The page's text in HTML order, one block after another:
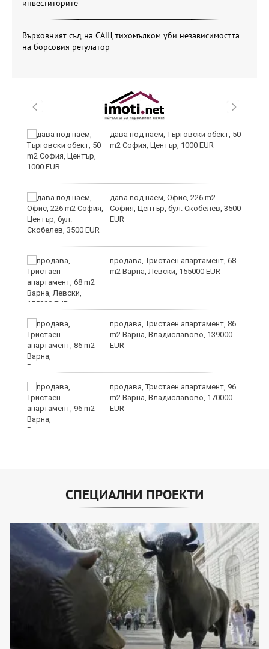
инвеститорите
Върховният съд на САЩ тихомълком уби независимостта
на борсовия регулатор
дава под наем, Търговски обект, 50
m2 София, Център, 1000 EUR
дава под наем, Офис, 226 m2
София, Център, бул. Скобелев, 3500
EUR
продава, Тристаен апартамент, 68
m2 Варна, Левски, 155000 EUR
продава, Тристаен апартамент, 86
m2 Варна, Владиславово, 139000
EUR
продава, Тристаен апартамент, 96
m2 Варна, Владиславово, 170000
EUR
СПЕЦИАЛНИ ПРОЕКТИ